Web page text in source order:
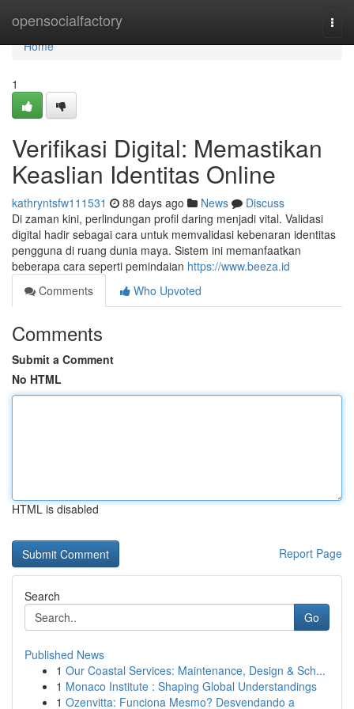
opensocialfactory
Home
Home
1
Verifikasi Digital: Memastikan
Keaslian Identitas Online
kathryntsfw111531 88 days ago News
Discuss
Di zaman kini, perlindungan profil daring menjadi vital. Validasi
digital hadir sebagai cara untuk memvalidasi kebenaran identitas
pengguna di ruang dunia maya. Sistem ini memanfaatkan
beberapa cara seperti pemindaian https://www.beeza.id
Comments
Who Upvoted
Comments
Submit a Comment
No HTML
HTML is disabled
Report Page
Search
Go
Published News
1 Our Coastal Services: Maintenance, Design & Sch...
1 Monaco Institute : Shaping Global Understandings
1 Ozenvitta: Funciona Mesmo? Desvendando a